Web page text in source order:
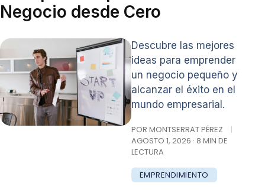
Negocio desde Cero
Descubre las mejores
ideas para emprender
un negocio pequeño y
alcanzar el éxito en el
mundo empresarial.
POR MONTSERRAT PÉREZ
|
AGOSTO 1, 2026 · 8 MIN DE
LECTURA
EMPRENDIMIENTO